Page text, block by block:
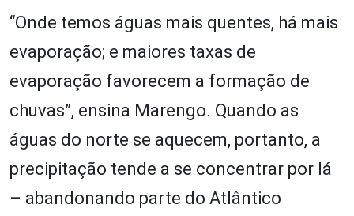
“Onde temos águas mais quentes, há mais
evaporação; e maiores taxas de
evaporação favorecem a formação de
chuvas”, ensina Marengo. Quando as
águas do norte se aquecem, portanto, a
precipitação tende a se concentrar por lá
– abandonando parte do Atlântico